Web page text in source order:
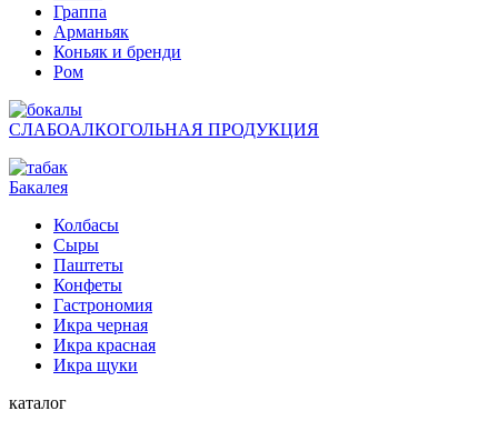
Граппа
Арманьяк
Коньяк и бренди
Ром
СЛАБОАЛКОГОЛЬНАЯ ПРОДУКЦИЯ
Бакалея
Колбасы
Сыры
Паштеты
Конфеты
Гастрономия
Икра черная
Икра красная
Икра щуки
каталог